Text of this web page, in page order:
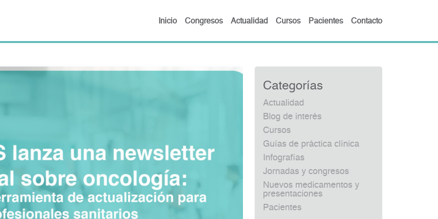
Inicio Congresos Actualidad Cursos Pacientes Contacto
Categorías
Actualidad
Blog de interés
Cursos
Guías de práctica clínica
Infografías
Jornadas y congresos
Nuevos medicamentos y
presentaciones
Pacientes